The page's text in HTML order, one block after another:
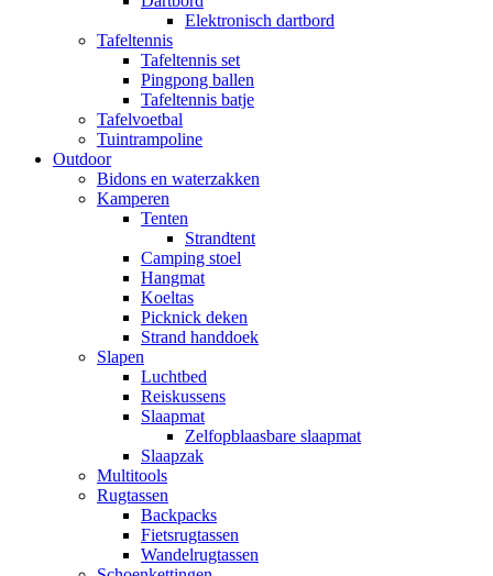
Elektronisch dartbord
Tafeltennis
Tafeltennis set
Pingpong ballen
Tafeltennis batje
Tafelvoetbal
Tuintrampoline
Outdoor
Bidons en waterzakken
Kamperen
Tenten
Strandtent
Camping stoel
Hangmat
Koeltas
Picknick deken
Strand handdoek
Slapen
Luchtbed
Reiskussens
Slaapmat
Zelfopblaasbare slaapmat
Slaapzak
Multitools
Rugtassen
Backpacks
Fietsrugtassen
Wandelrugtassen